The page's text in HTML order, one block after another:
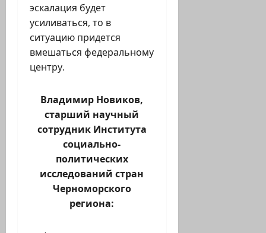
эскалация будет
усиливаться, то в
ситуацию придется
вмешаться федеральному
центру.
Владимир Новиков,
старший научный
сотрудник Института
социально-
политических
исследований стран
Черноморского
региона: